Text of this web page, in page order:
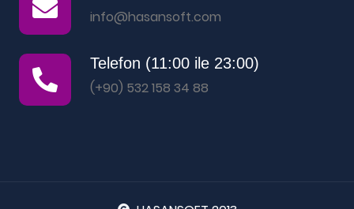
info@hasansoft.com
Telefon (11:00 ile 23:00)
(+90) 532 158 34 88